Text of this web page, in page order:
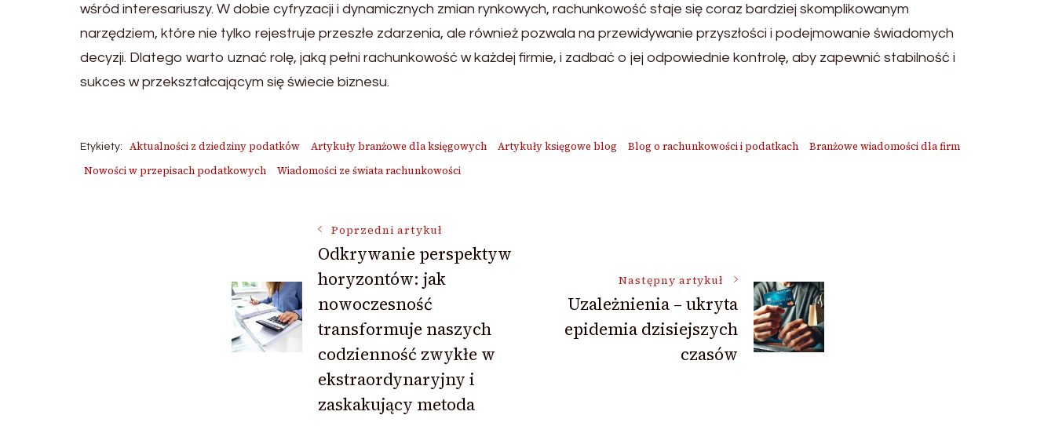
wśród interesariuszy. W dobie cyfryzacji i dynamicznych zmian rynkowych, rachunkowość staje się coraz bardziej skomplikowanym
narzędziem, które nie tylko rejestruje przeszłe zdarzenia, ale również pozwala na przewidywanie przyszłości i podejmowanie świadomych
decyzji. Dlatego warto uznać rolę, jaką pełni rachunkowość w każdej firmie, i zadbać o jej odpowiednie kontrolę, aby zapewnić stabilność i
sukces w przekształcającym się świecie biznesu.
Etykiety: Aktualności z dziedziny podatków Artykuły branżowe dla księgowych Artykuły księgowe blog Blog o rachunkowości i podatkach
Branżowe wiadomości dla firm
Nowości w przepisach podatkowych
Wiadomości ze świata rachunkowości
Nawigacja
wpisu
Poprzedni artykuł
Odkrywanie perspektyw
horyzontów: jak
nowoczesność
transformuje naszych
codzienność zwykłe w
ekstraordynaryjny i
zaskakujący metoda
Następny artykuł
Uzależnienia – ukryta
epidemia dzisiejszych
czasów